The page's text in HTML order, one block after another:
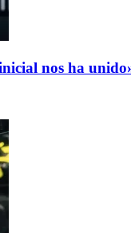
nos ha